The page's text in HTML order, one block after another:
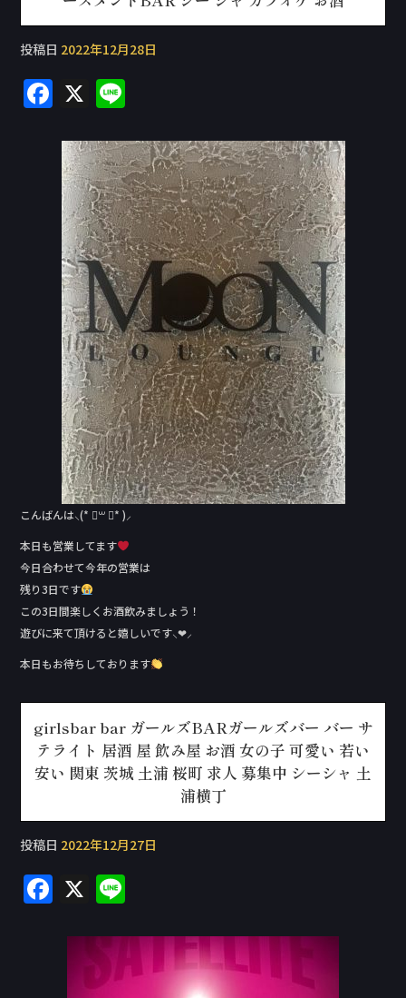
投稿日 2022年12月28日
F
c
e
b
o
o
k
X
e
こんばんは⸜(* ॑꒳ ॑* )⸝
本日も営業してます
今日合わせて今年の営業は
残り3日です
この3日間楽しくお酒飲みましょう！
遊びに来て頂けると嬉しいです⸜❤︎⸝‍
本日もお待ちしております
girlsbar bar ガールズBARガールズバー バー サ
テライト 居酒 屋 飲み屋 お酒 女の子 可愛い 若い
安い 関東 茨城 土浦 桜町 求人 募集中 シーシャ 土
浦横丁
投稿日 2022年12月27日
F
c
e
X
e